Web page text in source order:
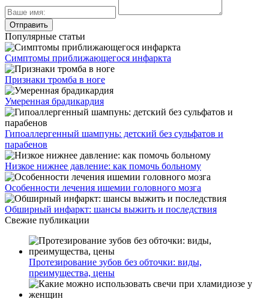
Популярные статьи
Симптомы приближающегося инфаркта
Признаки тромба в ноге
Умеренная брадикардия
Гипоаллергенный шампунь: детский без сульфатов и
парабенов
Низкое нижнее давление: как помочь больному
Особенности лечения ишемии головного мозга
Обширный инфаркт: шансы выжить и последствия
Свежие публикации
Протезирование зубов без обточки: виды,
преимущества, цены